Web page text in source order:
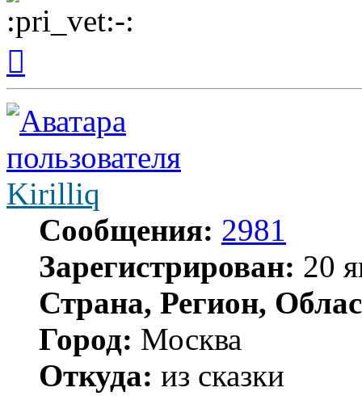
началу
Kirilliq
Сообщения: 2981
Зарегистрирован: 20
Страна, Регион,
Город: Москва
Откуда: из сказки